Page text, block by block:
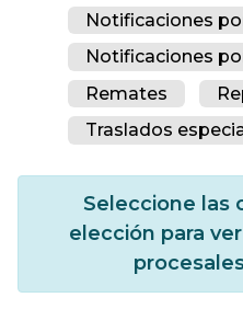
Notificaciones
Notificaciones
Remates
Traslados
Seleccione las
elección para